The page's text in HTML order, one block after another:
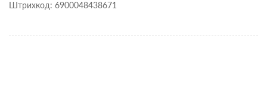
Штрихкод: 6900048438671